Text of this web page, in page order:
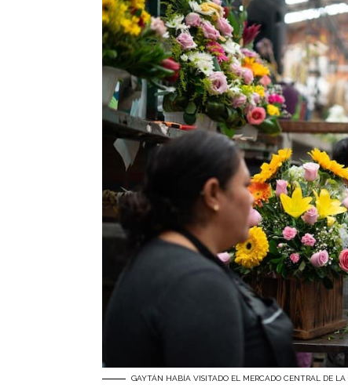
GAYTÁN HABÍA VISITADO EL MERCADO CENTRAL DE